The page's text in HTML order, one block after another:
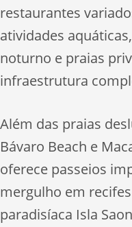
restaurantes
atividades
noturno e praias
infraestrutura
Além das praias
Bávaro Beach e
oferece passeios
mergulho em
paradisíaca Isla